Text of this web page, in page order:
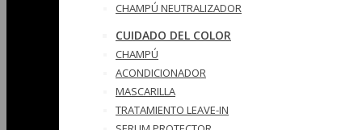
CHAMPÚ NEUTRALIZADOR
CUIDADO DEL COLOR
CHAMPÚ
ACONDICIONADOR
MASCARILLA
TRATAMIENTO LEAVE-IN